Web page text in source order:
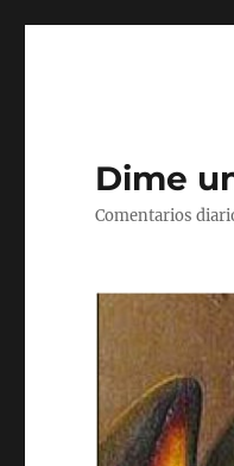
Dime
Comentarios